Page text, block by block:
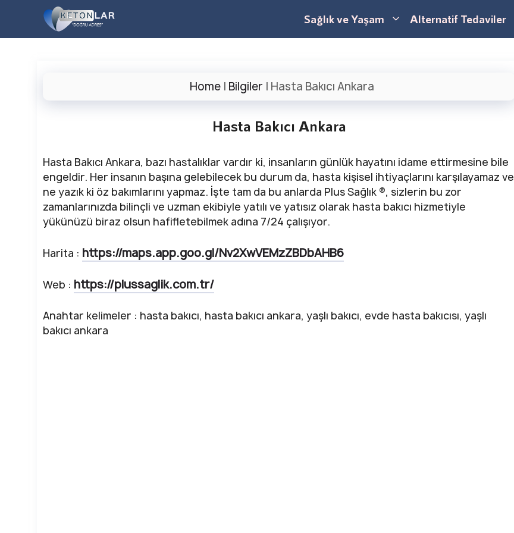
Sağlık ve Yaşam Alternatif Tedaviler
Home | Bilgiler | Hasta Bakıcı Ankara
Hasta Bakıcı Ankara
Hasta Bakıcı Ankara, bazı hastalıklar vardır ki, insanların günlük hayatını idame ettirmesine bile
engeldir. Her insanın başına gelebilecek bu durum da, hasta kişisel ihtiyaçlarını karşılayamaz ve
ne yazık ki öz bakımlarını yapmaz. İşte tam da bu anlarda Plus Sağlık ®, sizlerin bu zor
zamanlarınızda bilinçli ve uzman ekibiyle yatılı ve yatısız olarak hasta bakıcı hizmetiyle
yükünüzü biraz olsun hafifletebilmek adına 7/24 çalışıyor.
Harita : https://maps.app.goo.gl/Nv2XwVEMzZBDbAHB6
Web : https://plussaglik.com.tr/
Anahtar kelimeler : hasta bakıcı, hasta bakıcı ankara, yaşlı bakıcı, evde hasta bakıcısı, yaşlı
bakıcı ankara